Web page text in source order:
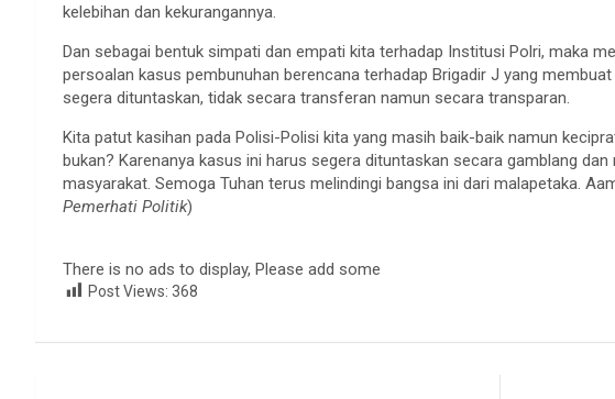
kelebihan dan kekurangannya.
Dan sebagai bentuk simpati dan empati kita terhadap Institusi Polri, maka
persoalan kasus pembunuhan berencana terhadap Brigadir J yang
segera dituntaskan, tidak secara transferan namun secara transparan.
Kita patut kasihan pada Polisi-Polisi kita yang masih baik-baik namun
bukan? Karenanya kasus ini harus segera dituntaskan secara gamblang
masyarakat. Semoga Tuhan terus melindingi bangsa ini dari malapetaka.
Pemerhati Politik)
There is no ads to display, Please add some
Post Views: 368